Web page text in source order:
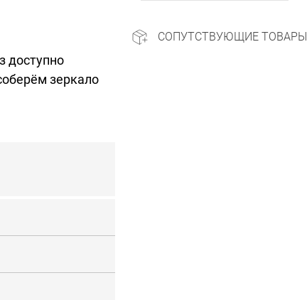
доступно
зеркало
СОПУТСТВУЮЩИЕ ТОВАРЫ